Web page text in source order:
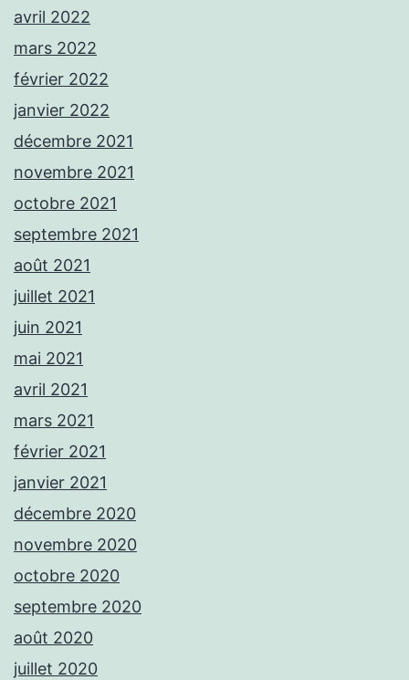
avril 2022
mars 2022
février 2022
janvier 2022
décembre 2021
novembre 2021
octobre 2021
septembre 2021
août 2021
juillet 2021
juin 2021
mai 2021
avril 2021
mars 2021
février 2021
janvier 2021
décembre 2020
novembre 2020
octobre 2020
septembre 2020
août 2020
juillet 2020